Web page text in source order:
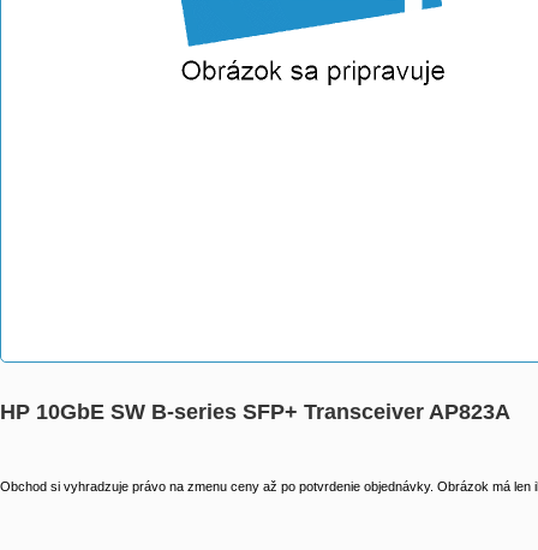
HP 10GbE SW B-series SFP+ Transceiver AP823A
Obchod si vyhradzuje právo na zmenu ceny až po potvrdenie objednávky. Obrázok má len